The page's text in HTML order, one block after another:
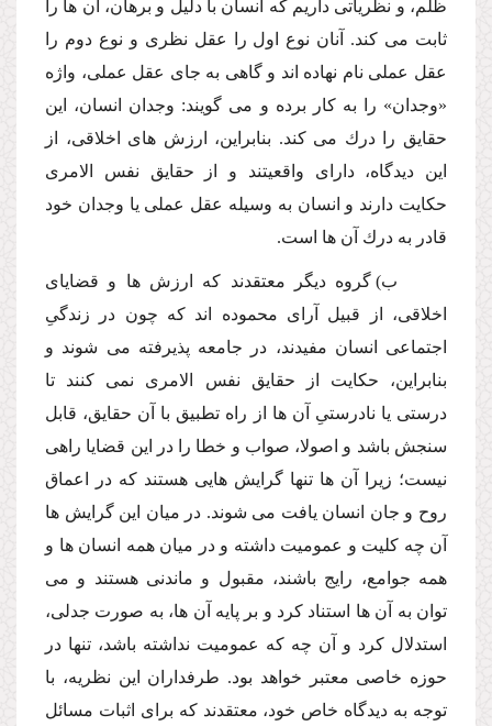
ظلم، و نظریاتى داریم كه انسان با دلیل و برهان، آن ها را
ثابت مى كند. آنان نوع اول را عقل نظرى و نوع دوم را
عقل عملى نام نهاده اند و گاهى به جاى عقل عملى، واژه
«وجدان» را به كار برده و مى گویند: وجدان انسان، این
حقایق را درك مى كند. بنابراین، ارزش هاى اخلاقى، از
این دیدگاه، داراى واقعیتند و از حقایق نفس الامرى
حكایت دارند و انسان به وسیله عقل عملى یا وجدان خود
قادر به درك آن ها است.
ب) گروه دیگر معتقدند كه ارزش ها و قضایاى
اخلاقى، از قبیل آراى محموده اند كه چون در زندگىِ
اجتماعى انسان مفیدند، در جامعه پذیرفته مى شوند و
بنابراین، حكایت از حقایق نفس الامرى نمى كنند تا
درستى یا نادرستىِ آن ها از راه تطبیق با آن حقایق، قابل
سنجش باشد و اصولا، صواب و خطا را در این قضایا راهى
نیست؛ زیرا آن ها تنها گرایش هایى هستند كه در اعماق
روح و جان انسان یافت مى شوند. در میان این گرایش ها
آن چه كلیت و عمومیت داشته و در میان همه انسان ها و
همه جوامع، رایج باشند، مقبول و ماندنى هستند و مى
توان به آن ها استناد كرد و بر پایه آن ها، به صورت جدلى،
استدلال كرد و آن چه كه عمومیت نداشته باشد، تنها در
حوزه خاصى معتبر خواهد بود. طرفداران این نظریه، با
توجه به دیدگاه خاص خود، معتقدند كه براى اثبات مسائل